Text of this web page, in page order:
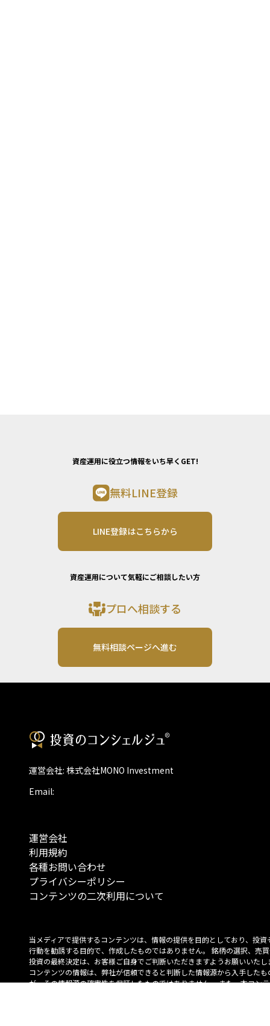
資産運用に役立つ情報をいち早くGET!
無料LINE登録
LINE登録はこちらから
資産運用について気軽にご相談したい方
プロへ相談する
無料相談ページへ進む
運営会社: 株式会社MONO Investment
Email:
運営会社
利用規約
各種お問い合わせ
プライバシーポリシー
コンテンツの二次利用について
当メディアで提供するコンテンツは、情報の提供を目的としており、投資
行動を勧誘する目的で、作成したものではありません。 銘柄の選択、売
投資の最終決定は、お客様ご自身でご判断いただきますようお願いいたし
コンテンツの情報は、弊社が信頼できると判断した情報源から入手したも
が、その情報源の確実性を保証したものではありません。 また、本コン